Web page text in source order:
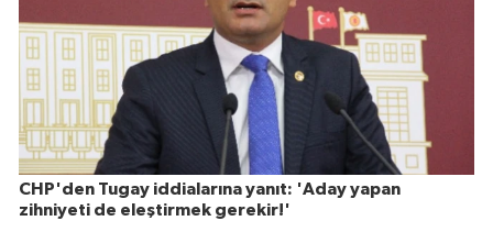
CHP'den Tugay iddialarına yanıt: 'Aday yapan
zihniyeti de eleştirmek gerekir!'